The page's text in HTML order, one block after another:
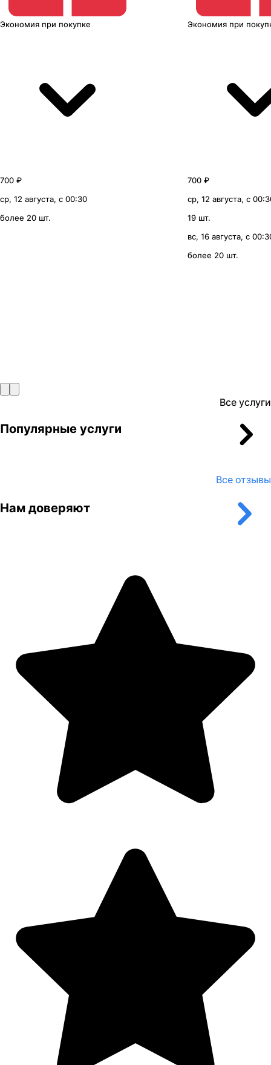
Экономия при покупке
700 ₽
ср, 12 августа, с 00:30
более 20 шт.
Экономия при
700 ₽
ср, 12 августа, с
19 шт.
вс, 16 августа, с
более 20 шт.
Популярные услуги
Все услуги
Нам доверяют
Все отзывы